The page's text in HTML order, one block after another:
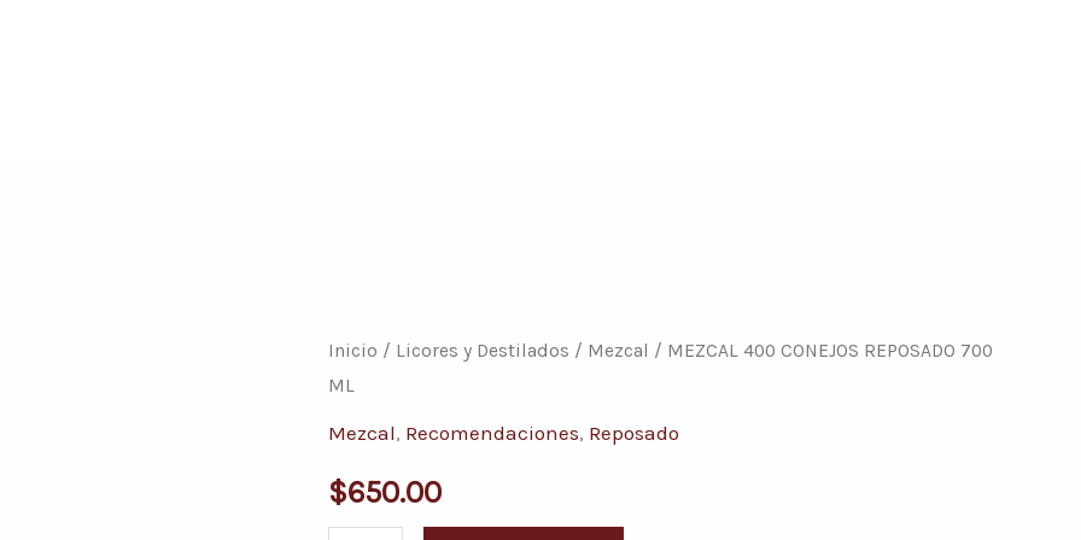
Inicio / Licores y Destilados / Mezcal / MEZCAL 400 CONEJOS REPOSADO 700
ML
Mezcal, Recomendaciones, Reposado
$650.00
MEZCAL
400
CONEJOS
700